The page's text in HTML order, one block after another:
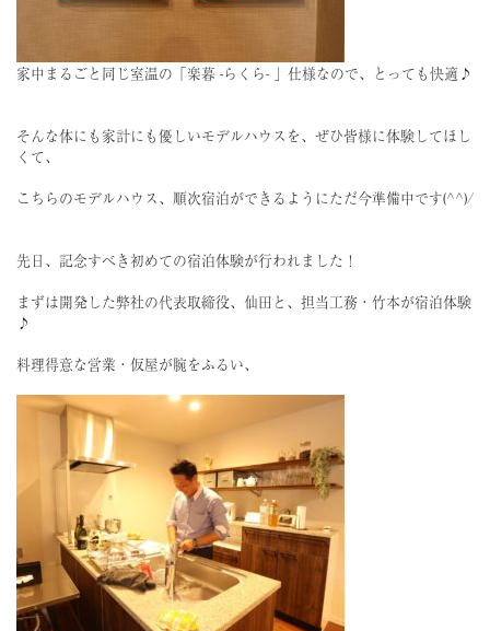
家中まるごと同じ室温の「楽暮 -らくら- 」仕様なので、とっても快適♪
そんな体にも家計にも優しいモデルハウスを、ぜひ皆様に体験してほし
くて、
こちらのモデルハウス、順次宿泊ができるようにただ今準備中です(^^)/
先日、記念すべき初めての宿泊体験が行われました！
まずは開発した弊社の代表取締役、仙田と、担当工務・竹本が宿泊体験
♪
料理得意な営業・仮屋が腕をふるい、